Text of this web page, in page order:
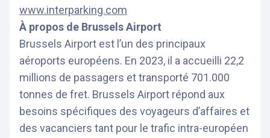
www.interparking.com
À propos de Brussels Airport
Brussels Airport est l’un des principaux
aéroports européens. En 2023, il a accueilli 22,2
millions de passagers et transporté 701.000
tonnes de fret. Brussels Airport répond aux
besoins spécifiques des voyageurs d’affaires et
des vacanciers tant pour le trafic intra-européen